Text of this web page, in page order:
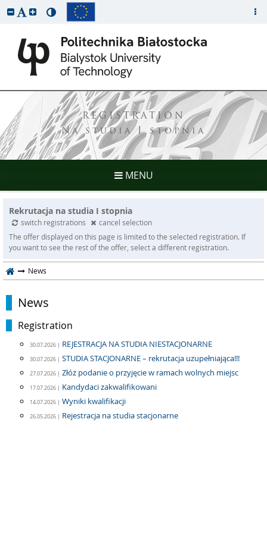
REGISTRATION
Na studia I stopnia
MENU
Rekrutacja na studia I stopnia
switch registrations
cancel selection
The offer displayed on this page is limited to the selected registration. If
you want to see the rest of the offer, select a different registration.
News
News
Registration
30.07.2026 | REJESTRACJA NA STUDIA NIESTACJONARNE
30.07.2026 | STUDIA STACJONARNE – rekrutacja uzupełniająca!!!
27.07.2026 | Złóż podanie o przyjęcie w ramach wolnych miejsc
17.07.2026 | Kandydaci zakwalifikowani
14.07.2026 | Wyniki kwalifikacji
26.05.2026 | Rejestracja na studia stacjonarne